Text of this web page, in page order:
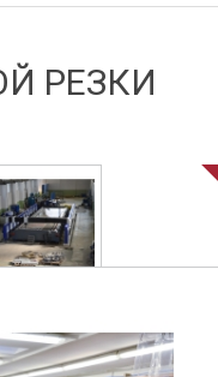
РЕЗКИ